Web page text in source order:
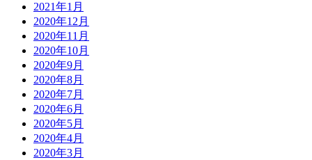
2021年1月
2020年12月
2020年11月
2020年10月
2020年9月
2020年8月
2020年7月
2020年6月
2020年5月
2020年4月
2020年3月